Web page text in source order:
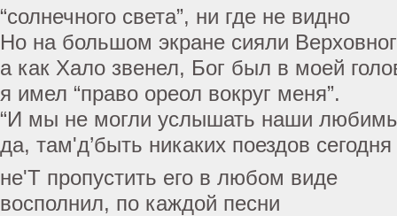
“солнечного света”, ни где не видно
Но на большом экране сияли
а как Хало звенел, Бог был в моей
я имел “право ореол вокруг меня”.
“И мы не могли услышать наши
да, там'д’быть никаких поездов сегодня
не'T пропустить его в любом виде
восполнил, по каждой песни